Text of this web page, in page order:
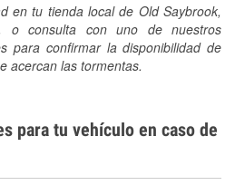
en tu tienda local de Old Saybrook,
o consulta con uno de nuestros
para confirmar la disponibilidad de
acercan las tormentas.
para tu vehículo en caso de